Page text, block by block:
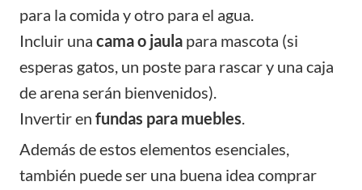
para la comida y otro para el agua.
Incluir una cama o jaula para mascota (si
esperas gatos, un poste para rascar y una caja
de arena serán bienvenidos).
Invertir en fundas para muebles.
Además de estos elementos esenciales,
también puede ser una buena idea comprar